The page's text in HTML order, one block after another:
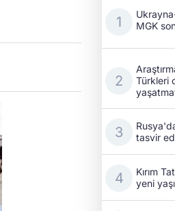
MGK
Türkleri
tasvir
Kırım
yeni